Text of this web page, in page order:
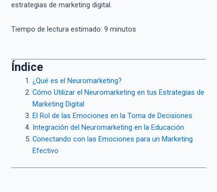
estrategias de marketing digital.
Tiempo de lectura estimado: 9 minutos
Índice
¿Qué es el Neuromarketing?
Cómo Utilizar el Neuromarketing en tus Estrategias de
Marketing Digital
El Rol de las Emociones en la Toma de Decisiones
Integración del Neuromarketing en la Educación
Conectando con las Emociones para un Marketing
Efectivo